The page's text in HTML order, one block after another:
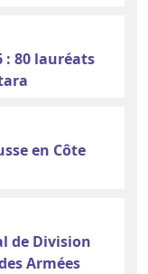
: 80 lauréats
en Côte
de Division
Armées